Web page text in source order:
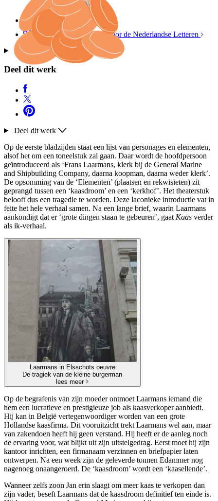
in de bib
Digitale Bibliotheek voor de Nederlandse Letteren
Links
Deel dit werk
Deel dit werk
Op de eerste bladzijden staat een lijst van personages en elementen,
alsof het om een toneelstuk zal gaan. Daar wordt de hoofdpersoon
geïntroduceerd als ‘Frans Laarmans, klerk bij de General Marine
and Shipbuilding Company, daarna koopman, daarna weder klerk’.
De opsomming van de ‘Elementen’ (plaatsen en rekwisieten) zit
geprangd tussen een ‘kaasdroom’ en een ‘kerkhof’. Het theaterstuk
belooft dus een tragedie te worden. Deze laconieke introductie vat in
feite het hele verhaal samen. Na een lange brief, waarin Laarmans
aankondigt dat er ‘grote dingen staan te gebeuren’, gaat Kaas verder
als ik-verhaal.
Laarmans in Elsschots oeuvre
De tragiek van de kleine burgerman
lees meer
Op de begrafenis van zijn moeder ontmoet Laarmans iemand die
hem een lucratieve en prestigieuze job als kaasverkoper aanbiedt.
Hij kan in België vertegenwoordiger worden van een grote
Hollandse kaasfirma. Dit vooruitzicht trekt Laarmans wel aan, maar
van zakendoen heeft hij geen verstand. Hij heeft er de aanleg noch
de ervaring voor, wat blijkt uit zijn uitstelgedrag. Eerst moet hij zijn
kantoor inrichten, een firmanaam verzinnen en briefpapier laten
ontwerpen. Na een week zijn de geleverde tonnen Edammer nog
nagenoeg onaangeroerd. De ‘kaasdroom’ wordt een ‘kaasellende’.
Wanneer zelfs zoon Jan erin slaagt om meer kaas te verkopen dan
zijn vader, beseft Laarmans dat de kaasdroom definitief ten einde is.